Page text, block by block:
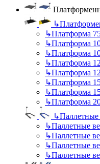
↳
↳Платформа
↳Платформа
↳Платформа
↳Платформа
↳Платформа
↳Платформа
↳Платформа
↳Платформа
↳Паллетные
↳Паллетные
↳Паллетные
↳Паллетные
↳Паллетные